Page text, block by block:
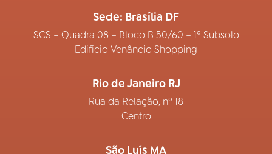
Sede: Brasília DF
SCS – Quadra 08 – Bloco B 50/60 – 1º Subsolo
Edifício Venâncio Shopping
Rio de Janeiro RJ
Rua da Relação, nº 18
Centro
São Luís MA